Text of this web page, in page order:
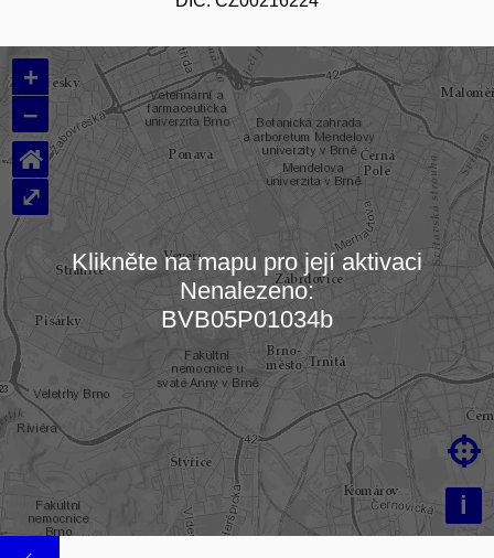
Načítám mapu…
+
–
i

⌂
⤢
Klikněte na mapu pro její aktivaci
Nenalezeno:
BVB05P01034b